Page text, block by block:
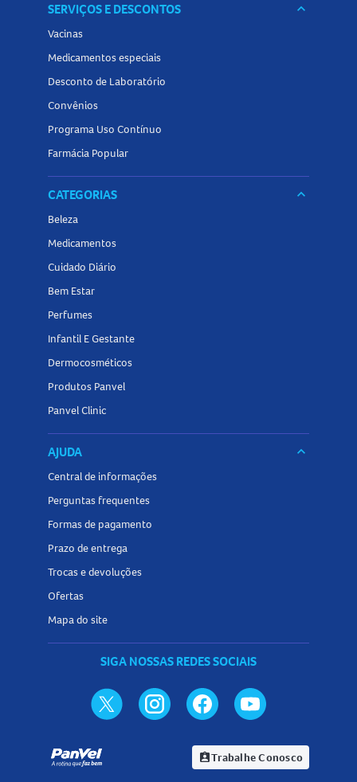
SERVIÇOS E DESCONTOS keyboard_arrow_down
Vacinas
Medicamentos especiais
Desconto de Laboratório
Convênios
Programa Uso Contínuo
Farmácia Popular
CATEGORIAS keyboard_arrow_down
Beleza
Medicamentos
Cuidado Diário
Bem Estar
Perfumes
Infantil E Gestante
Dermocosméticos
Produtos Panvel
Panvel Clinic
AJUDA keyboard_arrow_down
Central de informações
Perguntas frequentes
Formas de pagamento
Prazo de entrega
Trocas e devoluções
Ofertas
Mapa do site
SIGA NOSSAS REDES SOCIAIS
assignment_indTrabalhe Conosco